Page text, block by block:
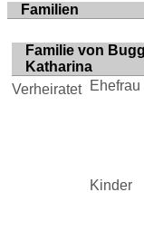
Familien
Familie von
Katharina
Verheiratet
Ehefrau
Kinder